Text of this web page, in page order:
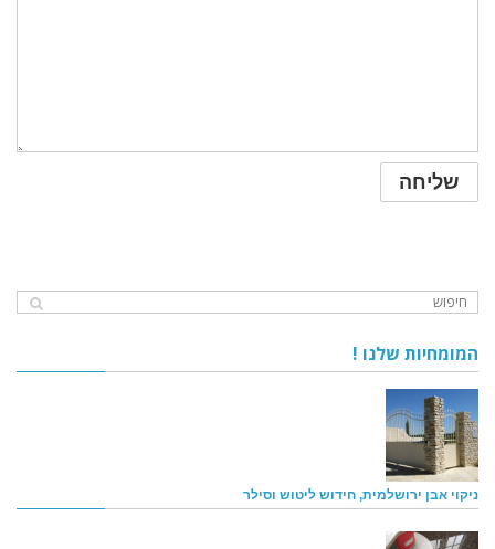
המומחיות שלנו !
ניקוי אבן ירושלמית, חידוש ליטוש וסילר